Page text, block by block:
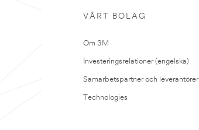
VÅRT BOLAG
Om 3M
Investeringsrelationer (engelska)
Samarbetspartner och leverantörer
Technologies